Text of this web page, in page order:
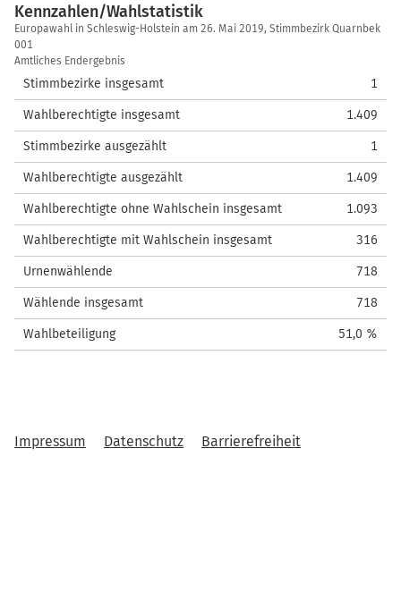
Kennzahlen/Wahlstatistik
Kennzahlen/Wahlstatistik
Europawahl in Schleswig-Holstein am 26. Mai 2019, Stimmbezirk Quarnbek
001
Amtliches Endergebnis
Stimmbezirke insgesamt 1
Wahlberechtigte insgesamt 1.409
Stimmbezirke ausgezählt 1
Wahlberechtigte ausgezählt 1.409
Wahlberechtigte ohne Wahlschein insgesamt 1.093
Wahlberechtigte mit Wahlschein insgesamt 316
Urnenwählende 718
Wählende insgesamt 718
Wahlbeteiligung 51,0 %
Impressum Datenschutz Barrierefreiheit